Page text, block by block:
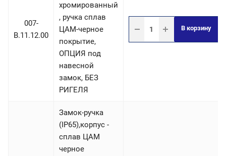
007-
B.11.12.00
хромированный
, ручка сплав
ЦАМ-черное
покрытие,
ОПЦИЯ под
навесной
замок, БЕЗ
РИГЕЛЯ
В корзину
Замок-ручка
(IP65),корпус -
сплав ЦАМ
черное